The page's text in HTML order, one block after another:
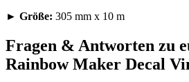
► Größe: 305 mm x 10 m
Fragen & Antworten zu
Rainbow Maker Decal